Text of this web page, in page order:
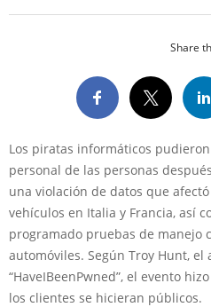
Share
Los piratas informáticos
personal de las personas
una violación de datos que
vehículos en Italia y Francia, así
programado pruebas de manejo
automóviles. Según Troy Hunt,
“HaveIBeenPwned”, el evento
los clientes se hicieran públicos.